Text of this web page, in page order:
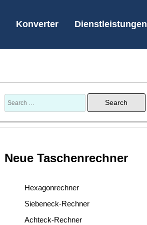
Konverter Dienstleistungen
Neue Taschenrechner
Hexagonrechner
Siebeneck-Rechner
Achteck-Rechner